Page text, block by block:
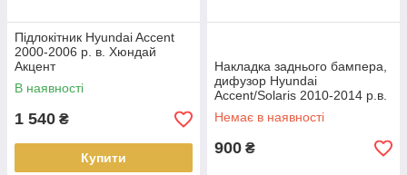
Підлокітник Hyundai Accent
2000-2006 р. в. Хюндай
Акцент
В наявності
1 540 ₴
Купити
Накладка заднього бампера,
дифузор Hyundai
Accent/Solaris 2010-2014 р.в.
Немає в наявності
900 ₴